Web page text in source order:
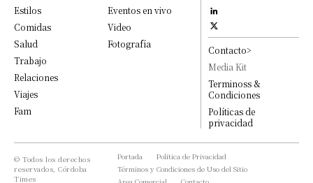
Estilos
Comidas
Salud
Trabajo
Relaciones
Viajes
Fam
Eventos en vivo
Video
Fotografía
Contacto>
Media Kit
Terminoss &
Condiciones
Políticas de
privacidad
© Todos los derechos
reservados, Córdoba
Times
Portada
Política de Privacidad
Términos y Condiciones de Uso del Sitio